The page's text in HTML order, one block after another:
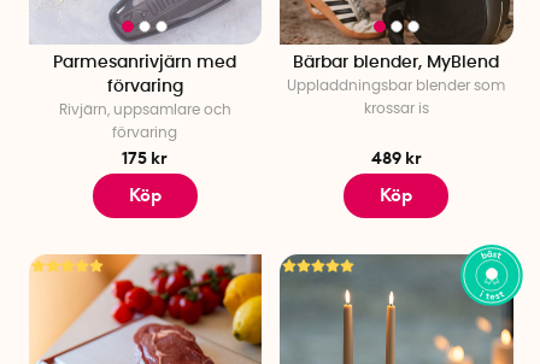
Parmesanrivjärn med
förvaring
Rivjärn, uppsamlare och
förvaring
175 kr
Köp
Bärbar blender, MyBlend
Uppladdningsbar blender som
krossar is
489 kr
Köp